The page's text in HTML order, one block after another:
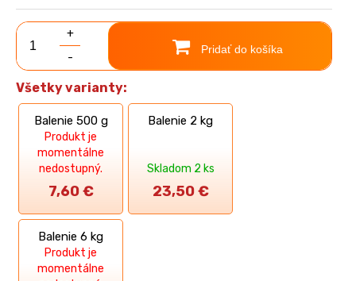
+
-
Pridať do košíka
Všetky varianty:
Balenie 500 g
Produkt je
momentálne
nedostupný.
7,60 €
Balenie 2 kg
Skladom 2 ks
23,50 €
Balenie 6 kg
Produkt je
momentálne